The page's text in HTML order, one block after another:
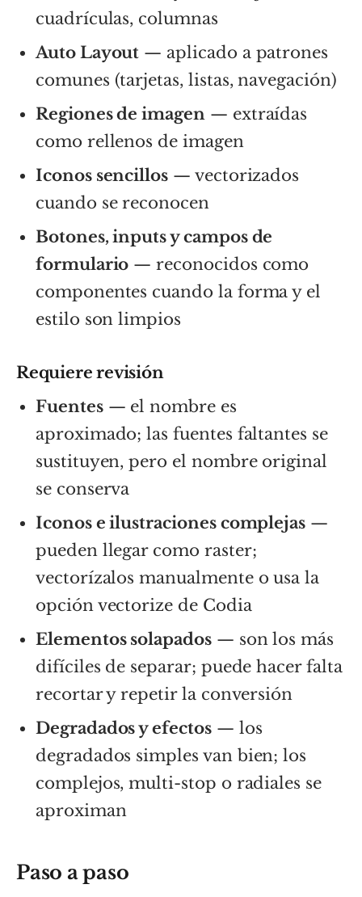
cuadrículas, columnas
Auto Layout — aplicado a patrones
comunes (tarjetas, listas, navegación)
Regiones de imagen — extraídas
como rellenos de imagen
Iconos sencillos — vectorizados
cuando se reconocen
Botones, inputs y campos de
formulario — reconocidos como
componentes cuando la forma y el
estilo son limpios
Requiere revisión
Fuentes— el nombre es
aproximado; las fuentes faltantes se
sustituyen, pero el nombre original
se conserva
Iconos e ilustraciones complejas —
pueden llegar como raster;
vectorízalos manualmente o usa la
opción vectorize de Codia
Elementos solapados— son los más
difíciles de separar; puede hacer falta
recortar y repetir la conversión
Degradados y efectos— los
degradados simples van bien; los
complejos, multi-stop o radiales se
aproximan
Paso a paso